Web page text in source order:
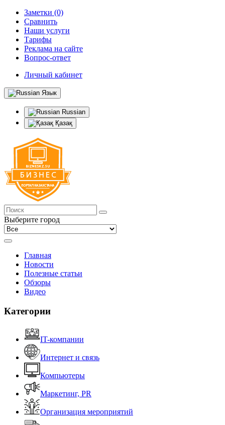
Заметки (0)
Сравнить
Наши услуги
Тарифы
Реклама на сайте
Вопрос-ответ
Личный кабинет
Язык
Russian
Қазақ
Выберите город
Главная
Новости
Полезные статьи
Обзоры
Видео
Категории
IT-компании
Интернет и связь
Компьютеры
Маркетинг, PR
Организация мероприятий